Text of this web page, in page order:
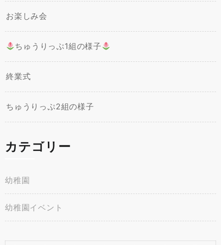
お楽しみ会
ちゅうりっぷ1組の様子
終業式
ちゅうりっぷ2組の様子
カテゴリー
幼稚園
幼稚園イベント